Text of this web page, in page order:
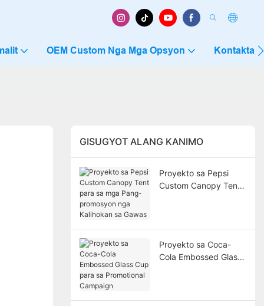
OEM Custom Nga Mga Opsyon Kontakta
GISUGYOT ALANG KANIMO
Proyekto sa Pepsi
Custom Canopy Tent
Proyekto sa Coca-
Cola Embossed Glass